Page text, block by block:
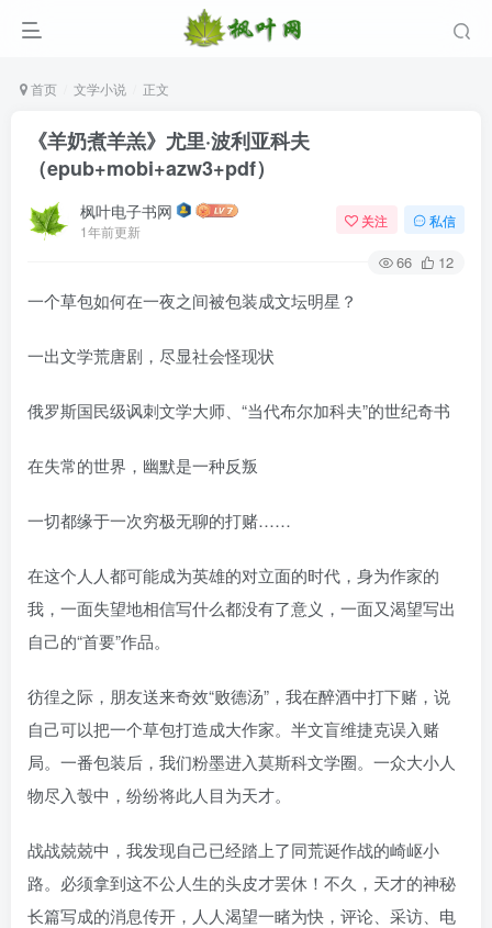
首页 文学小说 正文
《羊奶煮羊羔》尤里·波利亚科夫
（epub+mobi+azw3+pdf）
枫叶电子书网
1年前更新
关注 私信
66 12
一个草包如何在一夜之间被包装成文坛明星？
一出文学荒唐剧，尽显社会怪现状
俄罗斯国民级讽刺文学大师、“当代布尔加科夫”的世纪奇书
在失常的世界，幽默是一种反叛
一切都缘于一次穷极无聊的打赌……
在这个人人都可能成为英雄的对立面的时代，身为作家的
我，一面失望地相信写什么都没有了意义，一面又渴望写出
自己的“首要”作品。
彷徨之际，朋友送来奇效“败德汤”，我在醉酒中打下赌，说
自己可以把一个草包打造成大作家。半文盲维捷克误入赌
局。一番包装后，我们粉墨进入莫斯科文学圈。一众大小人
物尽入彀中，纷纷将此人目为天才。
战战兢兢中，我发现自己已经踏上了同荒诞作战的崎岖小
路。必须拿到这不公人生的头皮才罢休！不久，天才的神秘
长篇写成的消息传开，人人渴望一睹为快，评论、采访、电
没有账号？立即注册
用户名/手机号/邮箱
登录密码
记住登录
登录